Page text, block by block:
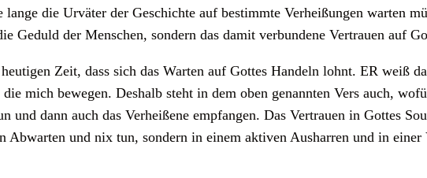
lange die Urväter der Geschichte auf bestimmte Verheißungen warten
Geduld der Menschen, sondern das damit verbundene Vertrauen auf
Zeit, dass sich das Warten auf Gottes Handeln lohnt. ER weiß
mich bewegen. Deshalb steht in dem oben genannten Vers auch,
und dann auch das Verheißene empfangen. Das Vertrauen in Gottes
Abwarten und nix tun, sondern in einem aktiven Ausharren und in einer